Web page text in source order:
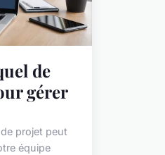
de
gérer
projet peut
équipe